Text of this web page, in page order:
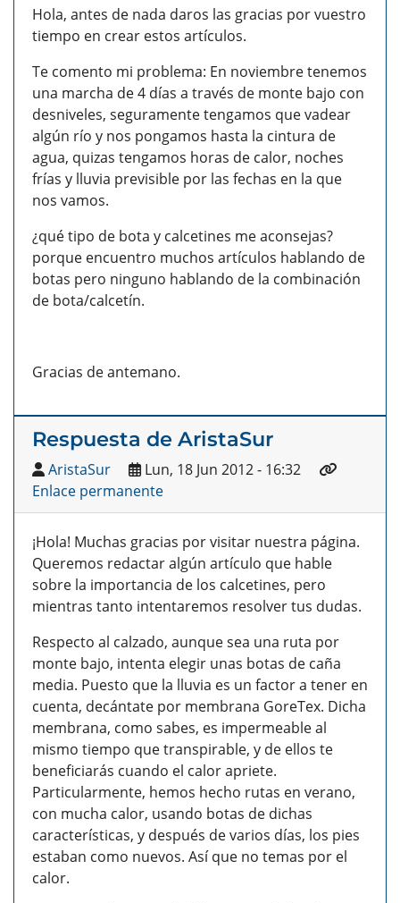
Hola, antes de nada daros las gracias por vuestro
tiempo en crear estos artículos.
Te comento mi problema: En noviembre tenemos
una marcha de 4 días a través de monte bajo con
desniveles, seguramente tengamos que vadear
algún río y nos pongamos hasta la cintura de
agua, quizas tengamos horas de calor, noches
frías y lluvia previsible por las fechas en la que
nos vamos.
¿qué tipo de bota y calcetines me aconsejas?
porque encuentro muchos artículos hablando de
botas pero ninguno hablando de la combinación
de bota/calcetín.
Gracias de antemano.
Respuesta de AristaSur
AristaSur
Lun, 18 Jun 2012 - 16:32
Enlace permanente
¡Hola! Muchas gracias por visitar nuestra página.
Queremos redactar algún artículo que hable
sobre la importancia de los calcetines, pero
mientras tanto intentaremos resolver tus dudas.
Respecto al calzado, aunque sea una ruta por
monte bajo, intenta elegir unas botas de caña
media. Puesto que la lluvia es un factor a tener en
cuenta, decántate por membrana GoreTex. Dicha
membrana, como sabes, es impermeable al
mismo tiempo que transpirable, y de ellos te
beneficiarás cuando el calor apriete.
Particularmente, hemos hecho rutas en verano,
con mucha calor, usando botas de dichas
características, y después de varios días, los pies
estaban como nuevos. Así que no temas por el
calor.